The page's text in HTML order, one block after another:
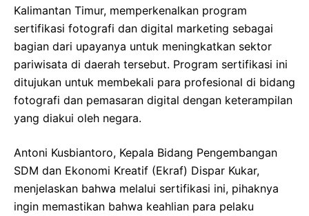
Kalimantan Timur, memperkenalkan program
sertifikasi fotografi dan digital marketing sebagai
bagian dari upayanya untuk meningkatkan sektor
pariwisata di daerah tersebut. Program sertifikasi ini
ditujukan untuk membekali para profesional di bidang
fotografi dan pemasaran digital dengan keterampilan
yang diakui oleh negara.
Antoni Kusbiantoro, Kepala Bidang Pengembangan
SDM dan Ekonomi Kreatif (Ekraf) Dispar Kukar,
menjelaskan bahwa melalui sertifikasi ini, pihaknya
ingin memastikan bahwa keahlian para pelaku